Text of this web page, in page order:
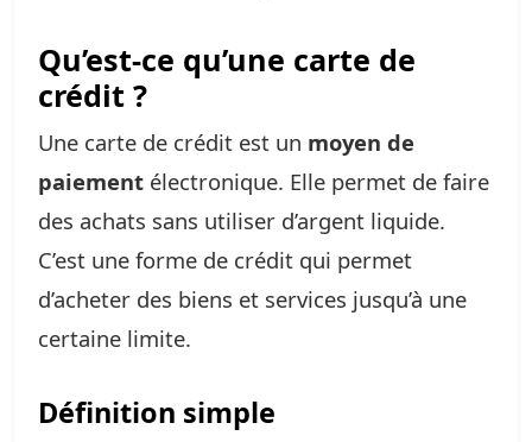
Qu’est-ce qu’une carte de
crédit ?
Une carte de crédit est un moyen de
paiement électronique. Elle permet de faire
des achats sans utiliser d’argent liquide.
C’est une forme de crédit qui permet
d’acheter des biens et services jusqu’à une
certaine limite.
Définition simple